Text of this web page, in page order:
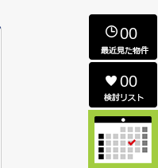
00
00